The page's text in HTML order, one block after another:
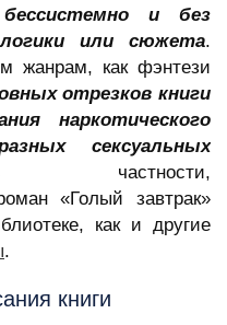
и без
логики или сюжета.
жанрам, как фэнтези
отрезков книги
наркотического
сексуальных
«Голый завтрак»
как и другие
.
книги